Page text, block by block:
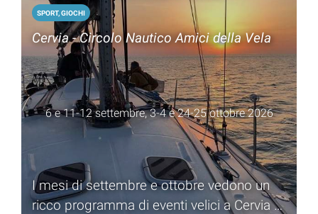
SPORT, GIOCHI
Cervia - Circolo Nautico Amici della Vela
6 e 11-12 settembre, 3-4 e 24-25 ottobre 2026
I mesi di settembre e ottobre vedono un
ricco programma di eventi velici a Cervia e